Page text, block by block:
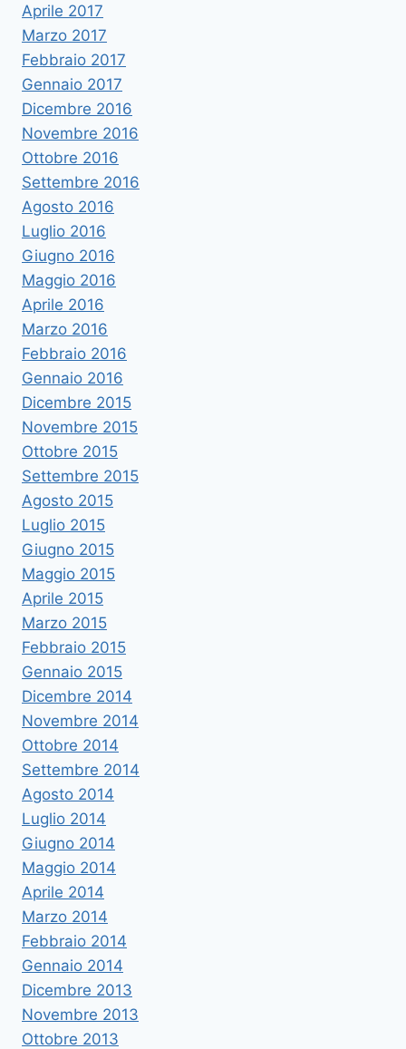
Aprile 2017
Marzo 2017
Febbraio 2017
Gennaio 2017
Dicembre 2016
Novembre 2016
Ottobre 2016
Settembre 2016
Agosto 2016
Luglio 2016
Giugno 2016
Maggio 2016
Aprile 2016
Marzo 2016
Febbraio 2016
Gennaio 2016
Dicembre 2015
Novembre 2015
Ottobre 2015
Settembre 2015
Agosto 2015
Luglio 2015
Giugno 2015
Maggio 2015
Aprile 2015
Marzo 2015
Febbraio 2015
Gennaio 2015
Dicembre 2014
Novembre 2014
Ottobre 2014
Settembre 2014
Agosto 2014
Luglio 2014
Giugno 2014
Maggio 2014
Aprile 2014
Marzo 2014
Febbraio 2014
Gennaio 2014
Dicembre 2013
Novembre 2013
Ottobre 2013